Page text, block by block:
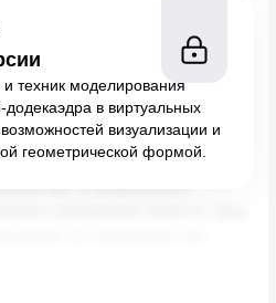
техник моделирования
в виртуальных
визуализации и
геометрической формой.